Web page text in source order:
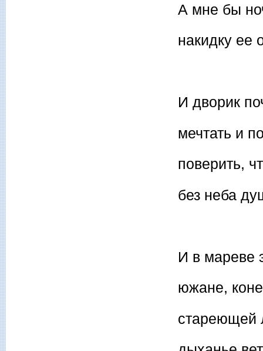
А мне бы
накидку ее
И дворик
мечтать и
поверить,
без неба
И в мареве
южане,
стареющей